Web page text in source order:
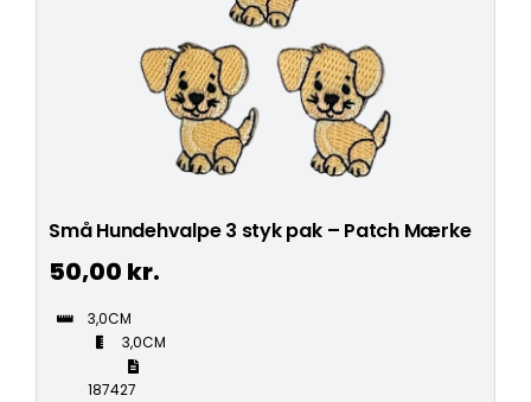
Små Hundehvalpe 3 styk pak – Patch Mærke
50,00 kr.
3,0CM
3,0CM
187427